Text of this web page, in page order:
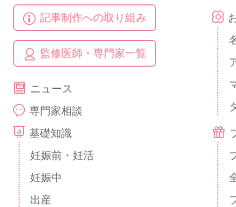
記事制作への取り組み
監修医師・専門家一覧
ニュース
専門家相談
基礎知識
妊娠前・妊活
妊娠中
出産